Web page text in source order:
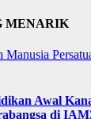
MENARIK
Manusia
Awal
di